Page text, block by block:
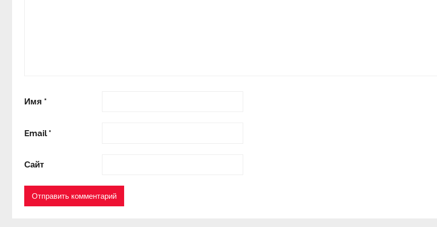
Имя *
Email*
Сайт